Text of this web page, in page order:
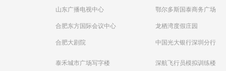
山东广播电视中心
合肥东方国际会议中心
合肥大剧院
泰禾城市广场写字楼
鄂尔多斯国泰商务广场
龙栖湾度假庄园
中国光大银行深圳分行
深航飞行员模拟训练楼